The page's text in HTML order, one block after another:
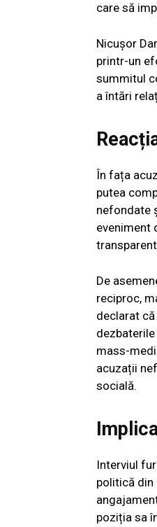
care să
Nicușor
printr-un
summitul
a întări
În fața
putea
nefondate
eveniment
De
reciproc,
declarat
mass-
acuzații
socială.
Interviul
politică din
poziția sa